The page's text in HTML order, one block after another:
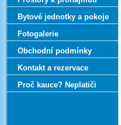
Bytové jednotky a pokoje
Fotogalerie
Obchodní podmínky
Kontakt a rezervace
Proč kauce? Neplatiči